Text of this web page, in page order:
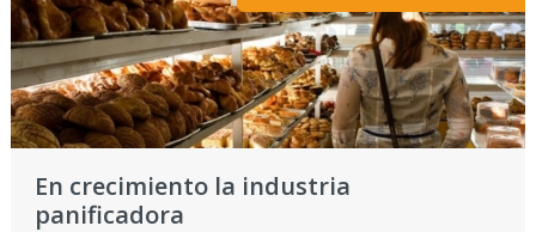
En crecimiento la industria
panificadora